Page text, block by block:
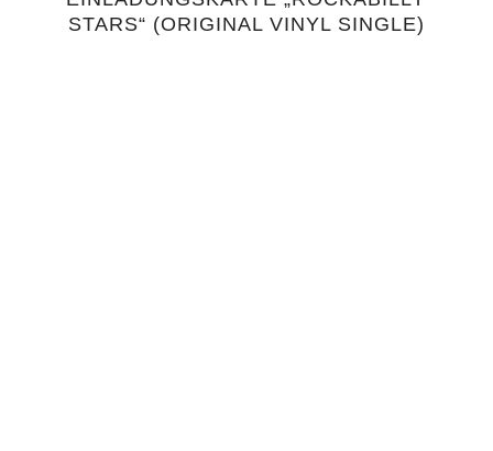
STARS“ (ORIGINAL VINYL SINGLE)